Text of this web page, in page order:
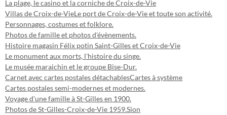
La plage, le casino et la corniche de Croix-de-Vie
Villas de Croix-de-VieLe port de Croix-de-Vie et toute son activité.
Personnages, costumes et folklore.
Photos de famille et photos d'évènements.
Histoire magasin Félix potin Saint-Gilles et Croix-de-Vie
Le monument aux morts, l'histoire du singe.
Le musée maraichin et le groupe Bise-Dur.
Carnet avec cartes postales détachablesCartes à système
Cartes postales semi-modernes et modernes.
Voyage d'une famille à St-Gilles en 1900.
Photos de St-Gilles-Croix-de-Vie 1959.Sion